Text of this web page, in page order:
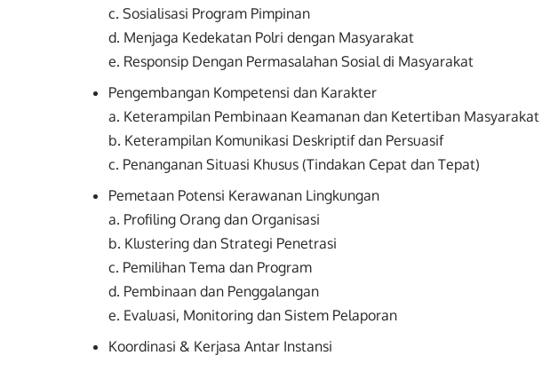
c. Sosialisasi Program Pimpinan
d. Menjaga Kedekatan Polri dengan Masyarakat
e. Responsip Dengan Permasalahan Sosial di Masyarakat
Pengembangan Kompetensi dan Karakter
a. Keterampilan Pembinaan Keamanan dan Ketertiban Masyarakat
b. Keterampilan Komunikasi Deskriptif dan Persuasif
c. Penanganan Situasi Khusus (Tindakan Cepat dan Tepat)
Pemetaan Potensi Kerawanan Lingkungan
a. Profiling Orang dan Organisasi
b. Klustering dan Strategi Penetrasi
c. Pemilihan Tema dan Program
d. Pembinaan dan Penggalangan
e. Evaluasi, Monitoring dan Sistem Pelaporan
Koordinasi & Kerjasa Antar Instansi